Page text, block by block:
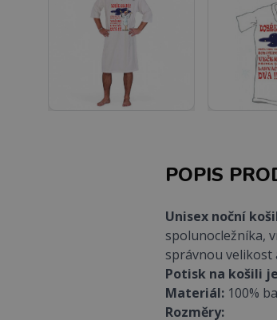
POPIS
Unisex noční
spolunocležníka,
správnou velikost
Potisk na košili
Materiál: 100%
Rozměry: